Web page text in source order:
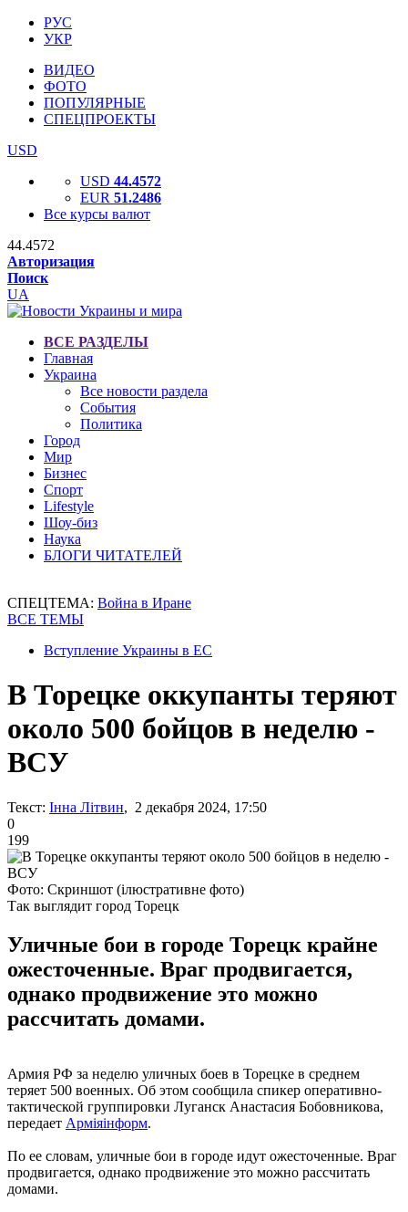
РУС
УКР
ВИДЕО
ФОТО
ПОПУЛЯРНЫЕ
СПЕЦПРОЕКТЫ
USD
USD 44.4572
EUR 51.2486
Все курсы валют
44.4572
Авторизация
Поиск
UA
ВСЕ РАЗДЕЛЫ
Главная
Украина
Все новости раздела
События
Политика
Город
Мир
Бизнес
Спорт
Lifestyle
Шоу-биз
Наука
БЛОГИ ЧИТАТЕЛЕЙ
СПЕЦТЕМА: Война в Иране
ВСЕ ТЕМЫ
Вступление Украины в ЕС
В Торецке оккупанты теряют
около 500 бойцов в неделю -
ВСУ
Текст: Інна Літвин, 2 декабря 2024, 17:50
0
199
Фото: Скриншот (ілюстративне фото)
Так выглядит город Торецк
Уличные бои в городе Торецк крайне
ожесточенные. Враг продвигается,
однако продвижение это можно
рассчитать домами.
Армия РФ за неделю уличных боев в Торецке в среднем
теряет 500 военных. Об этом сообщила спикер оперативно-
тактической группировки Луганск Анастасия Бобовникова,
передает Арміяінформ.
По ее словам, уличные бои в городе идут ожесточенные. Враг
продвигается, однако продвижение это можно рассчитать
домами.